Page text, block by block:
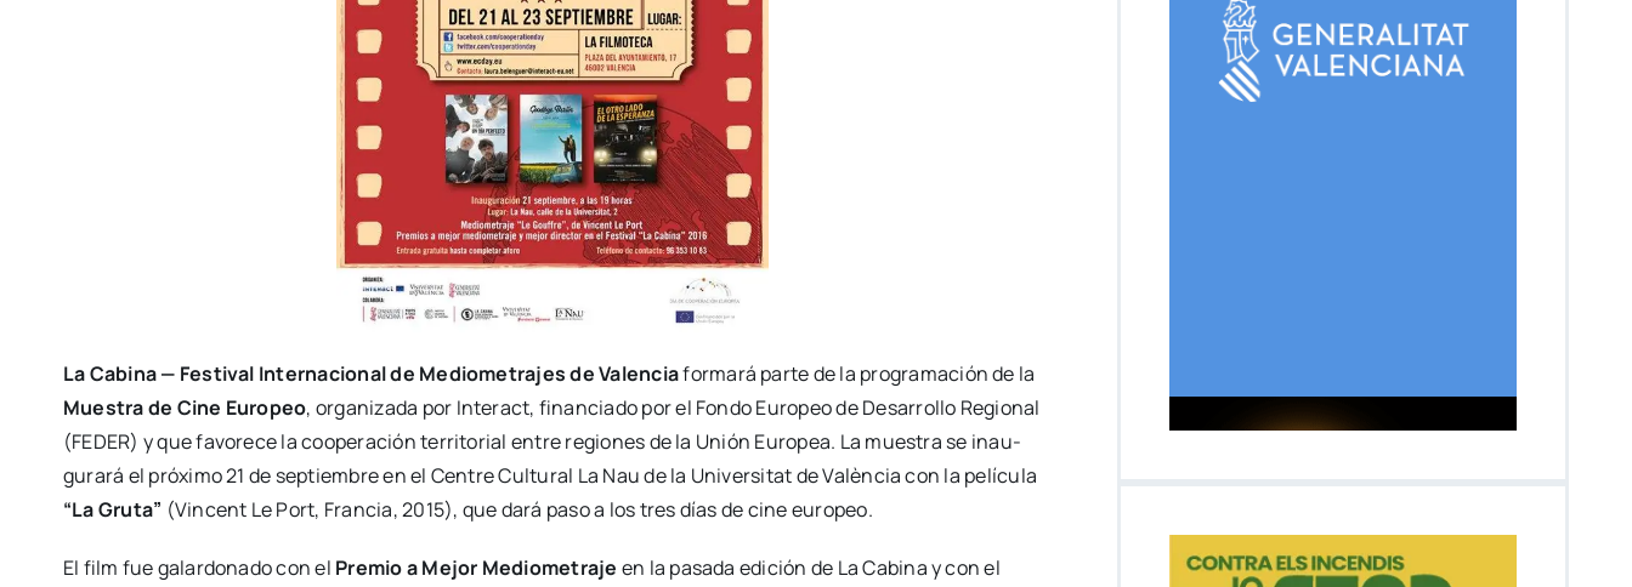
LaCabi­na — Fes­ti­val Inter­na­cio­nal de Medio­me­tra­jes de Valen­ciafor­ma­rá par­te de la pro­gra­ma­ción de la
Mues­tra de Cine Euro­peo, orga­ni­za­da por Inter­act, finan­cia­do por el Fon­do Euro­peo de Desa­rro­llo Regio­nal
(FEDER) y que favo­re­ce la coope­ra­ción terri­to­rial entre regio­nes de la Unión Euro­pea. La mues­tra se inau­
gu­ra­rá el pró­xi­mo 21 de sep­tiem­bre en el Cen­tre Cul­tu­ral La Nau de la Uni­ver­si­tat de Valèn­cia con la pelí­cu­la
“La Gru­ta” (Vin­cent Le Port, Fran­cia, 2015), que dará paso a los tres días de cine euro­peo.
El film fue galar­do­na­do con el Pre­mio a Mejor Medio­me­tra­je en la pasa­da edi­ción de La Cabi­na y con el